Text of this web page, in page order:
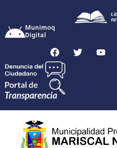
Munimoq
Digital